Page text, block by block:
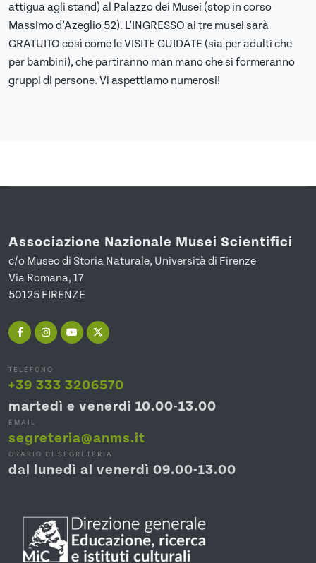
attigua agli stand) al Palazzo dei Musei (stop in corso
Massimo d’Azeglio 52). L’INGRESSO ai tre musei sarà
GRATUITO così come le VISITE GUIDATE (sia per adulti che
per bambini), che partiranno man mano che si formeranno
gruppi di persone. Vi aspettiamo numerosi!
Associazione Nazionale Musei Scientifici
c/o Museo di Storia Naturale, Università di Firenze
Via Romana, 17
50125 FIRENZE
TELEFONO
+39 333 3206570
martedì e venerdì 10.00-13.00
EMAIL
segreteria@anms.it
ORARIO DI SEGRETERIA
dal lunedì al venerdì 09.00-13.00